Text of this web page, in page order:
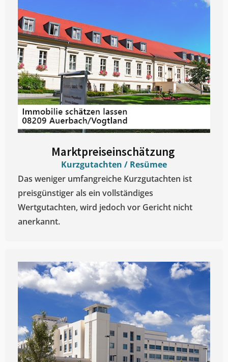
Marktpreiseinschätzung ​
Kurzgutachten / Resümee
Das weniger umfangreiche Kurzgutachten ist
preisgünstiger als ein vollständiges
Wertgutachten, wird jedoch vor Gericht nicht
anerkannt.